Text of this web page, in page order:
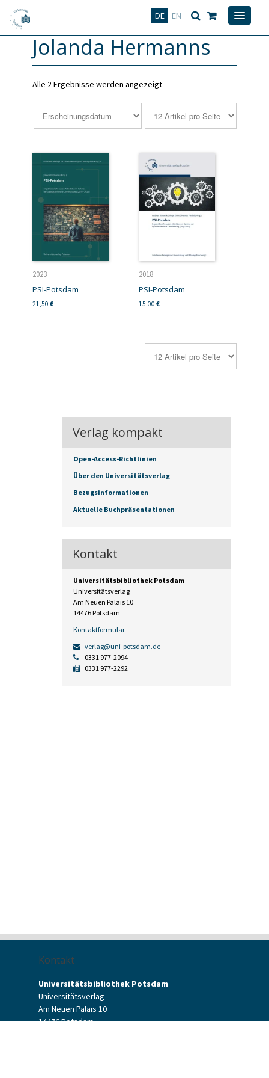
DE EN
Deutsch
Jolanda Hermanns
Alle 2 Ergebnisse werden angezeigt
2023
PSI-Potsdam
21,50 €
2018
PSI-Potsdam
15,00 €
Verlag kompakt
Open-Access-Richtlinien
Über den Universitätsverlag
Bezugsinformationen
Aktuelle Buchpräsentationen
Kontakt
Universitätsbibliothek Potsdam
Universitätsverlag
Am Neuen Palais 10
14476 Potsdam
Kontaktformular
verlag@uni-potsdam.de
0331 977-2094
0331 977-2292
Kontakt
Universitätsbibliothek Potsdam
Universitätsverlag
Am Neuen Palais 10
14476 Potsdam